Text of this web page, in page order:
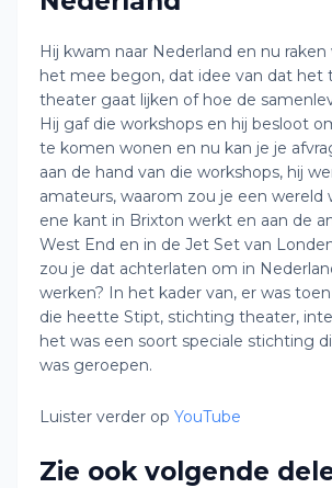
Hij kwam naar Nederland en nu
het mee begon, dat idee van dat het
theater gaat lijken of hoe de
Hij gaf die workshops en hij besloot
te komen wonen en nu kan je je
aan de hand van die workshops, hij
amateurs, waarom zou je een wereld
ene kant in Brixton werkt en aan de
West End en in de Jet Set van
zou je dat achterlaten om in
werken? In het kader van, er was
die heette Stipt, stichting theater,
het was een soort speciale stichting
was geroepen.
Luister verder op YouTube
Zie ook volgende